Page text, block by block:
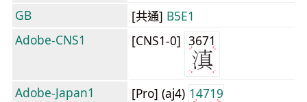
GB
[共通] B5E1
Adobe-CNS1
[CNS1-0] 3671
Adobe-Japan1 [Pro] (aj4) 14719